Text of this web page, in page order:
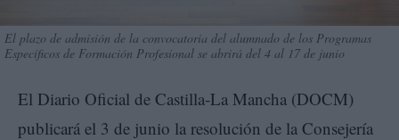
El plazo de admisión de la convocatoria del alumnado de los Programas
Específicos de Formación Profesional se abrirá del 4 al 17 de junio
El Diario Oficial de Castilla-La Mancha (DOCM)
publicará el 3 de junio la resolución de la Consejería